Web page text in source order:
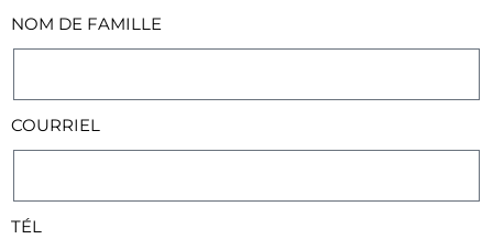
NOM DE FAMILLE
COURRIEL
TÉL